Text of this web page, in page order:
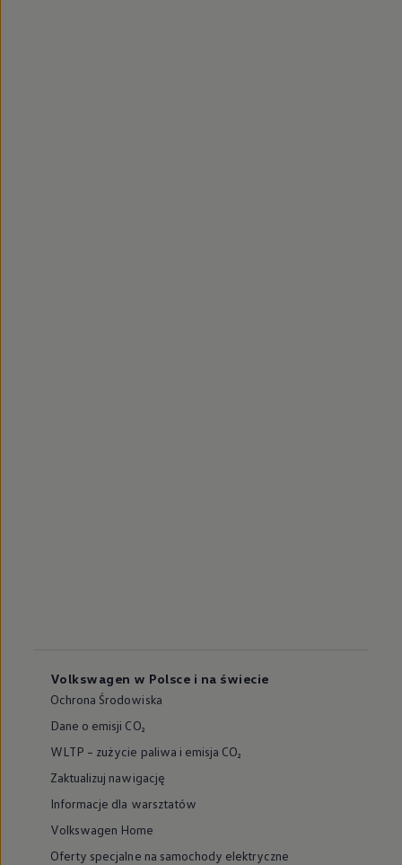
Volkswagen w Polsce i na świecie
Ochrona Środowiska
Dane o emisji CO₂
WLTP – zużycie paliwa i emisja CO₂
Zaktualizuj nawigację
Informacje dla warsztatów
Volkswagen Home
Oferty specjalne na samochody elektryczne